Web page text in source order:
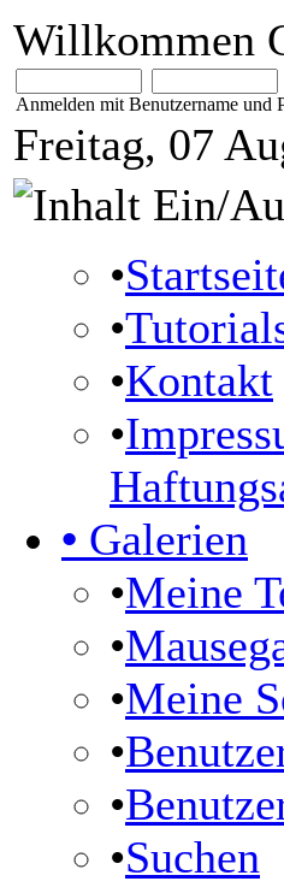
Willkommen
Anmelden mit Benutzername und
Freitag, 07
•
•
•Kontakt
•
• Galerien
•Meine
•
•Meine
•
•
•Suchen